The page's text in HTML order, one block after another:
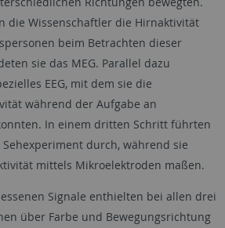
die Wissenschaftler die Hirnaktivität
beim Betrachten dieser
sie das MEG. Parallel dazu
EEG, mit dem sie die
während der Aufgabe an
In einem dritten Schritt führten
durch, während sie
mittels Mikroelektroden maßen.
Signale enthielten bei allen drei
über Farbe und Bewegungsrichtung